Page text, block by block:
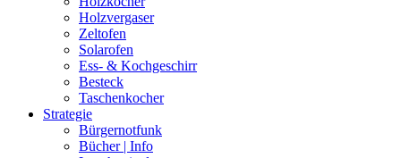
Holzvergaser
Zeltofen
Solarofen
Ess- & Kochgeschirr
Besteck
Taschenkocher
Strategie
Bürgernotfunk
Bücher | Info